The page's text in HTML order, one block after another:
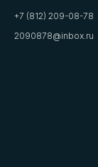
+7 (812) 209-08-78
2090878@inbox.ru